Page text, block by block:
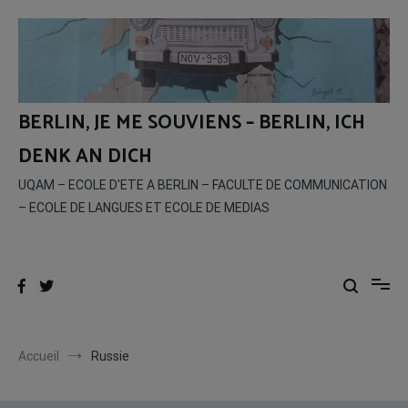
contenu
BERLIN, JE ME SOUVIENS – BERLIN, ICH
DENK AN DICH
UQAM – ECOLE D'ETE A BERLIN – FACULTE DE COMMUNICATION
– ECOLE DE LANGUES ET ECOLE DE MEDIAS
Accueil Russie